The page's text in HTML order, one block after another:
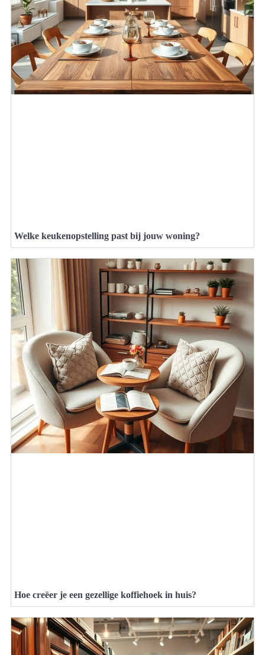
Welke keukenopstelling past bij jouw woning?
Hoe creëer je een gezellige koffiehoek in huis?